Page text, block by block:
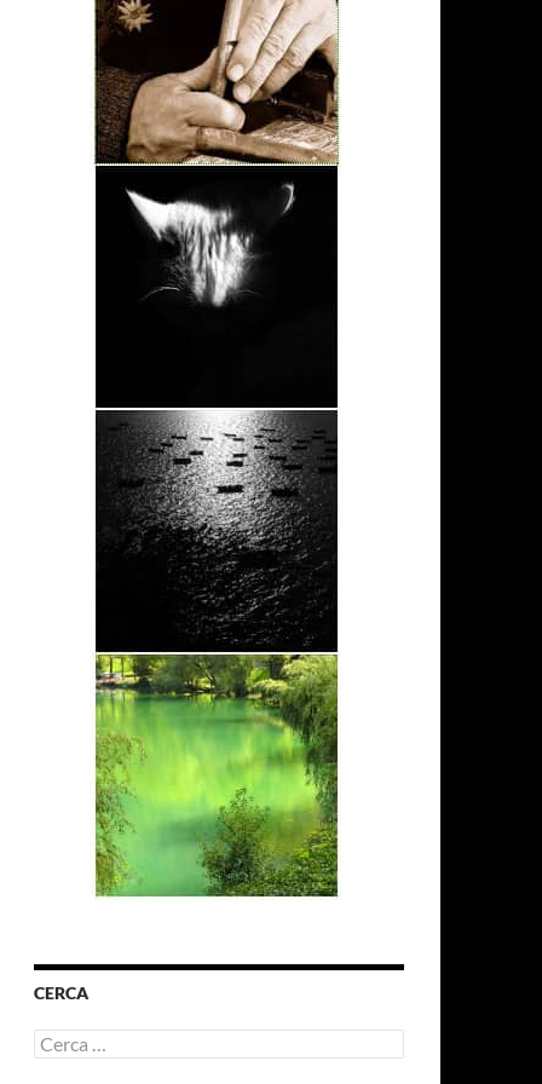
CERCA
Ricerca
per: